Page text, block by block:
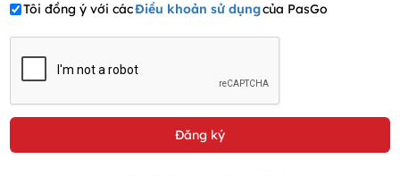
Tôi đồng ý với cácĐiều khoản sử dụngcủa PasGo